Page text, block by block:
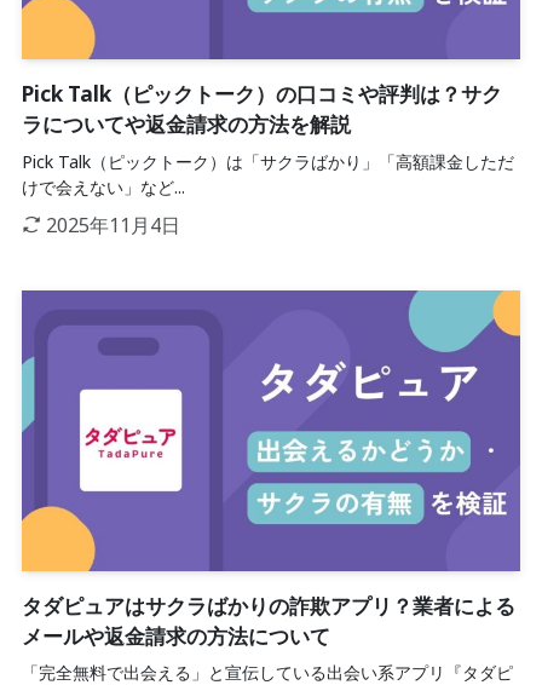
Pick Talk（ピックトーク）の口コミや評判は？サク
ラについてや返金請求の方法を解説
Pick Talk（ピックトーク）は「サクラばかり」「高額課金しただ
けで会えない」など...
2025年11月4日
タダピュアはサクラばかりの詐欺アプリ？業者による
メールや返金請求の方法について
「完全無料で出会える」と宣伝している出会い系アプリ『タダピ